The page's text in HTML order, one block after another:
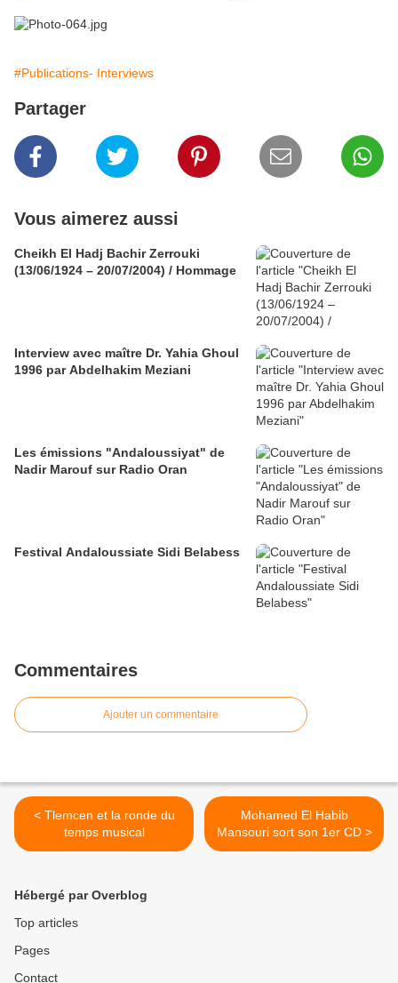
#Publications- Interviews
Partager
Vous aimerez aussi
Cheikh El Hadj Bachir Zerrouki
(13/06/1924 – 20/07/2004) / Hommage
Interview avec maître Dr. Yahia Ghoul
1996 par Abdelhakim Meziani
Les émissions "Andaloussiyat" de
Nadir Marouf sur Radio Oran
Festival Andaloussiate Sidi Belabess
Commentaires
Ajouter un commentaire
< Tlemcen et la ronde du
temps musical
Mohamed El Habib
Mansouri sort son 1er CD >
Hébergé par Overblog
Top articles
Pages
Contact